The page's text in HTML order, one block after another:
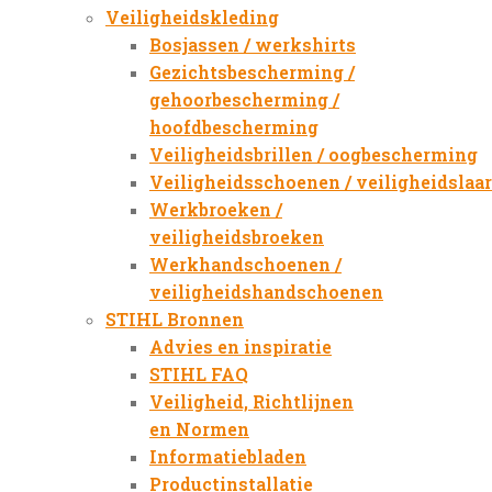
Veiligheidskleding
Bosjassen / werkshirts
Gezichtsbescherming /
gehoorbescherming /
hoofdbescherming
Veiligheidsbrillen / oogbescherming
Veiligheidsschoenen /
Werkbroeken /
veiligheidsbroeken
Werkhandschoenen /
veiligheidshandschoenen
STIHL Bronnen
Advies en inspiratie
STIHL FAQ
Veiligheid, Richtlijnen
en Normen
Informatiebladen
Productinstallatie